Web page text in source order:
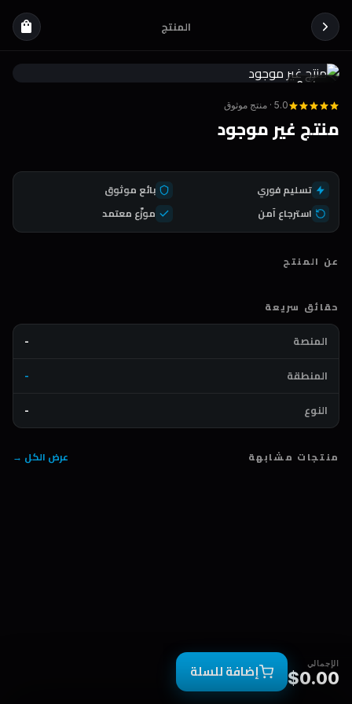
المنتج shopping_bag
Coda
5.0 · منتج موثوق
منتج غير موجود
تسليم فوري
بائع موثوق
استرجاع آمن
موزّع معتمد
عن المنتج
حقائق سريعة
المنصة
-
المنطقة
-
النوع
-
منتجات مشابهة عرض الكل →
الإجمالي
$0.00 إضافة للسلة